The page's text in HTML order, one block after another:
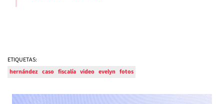
ETIQUETAS:
hernández caso fiscalía video evelyn fotos